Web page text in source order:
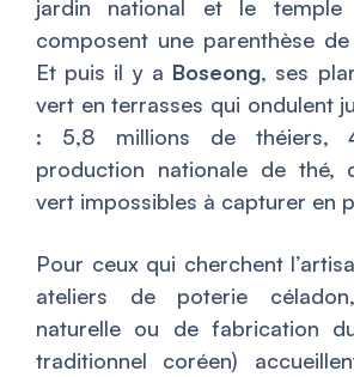
jardin national et le temple
composent une parenthèse
Et puis il y a Boseong, ses
vert en terrasses qui ondulent
: 5,8 millions de
production nationale de thé,
vert impossibles à capturer en
Pour ceux qui cherchent
ateliers de poterie
naturelle ou de fabrication
traditionnel coréen)